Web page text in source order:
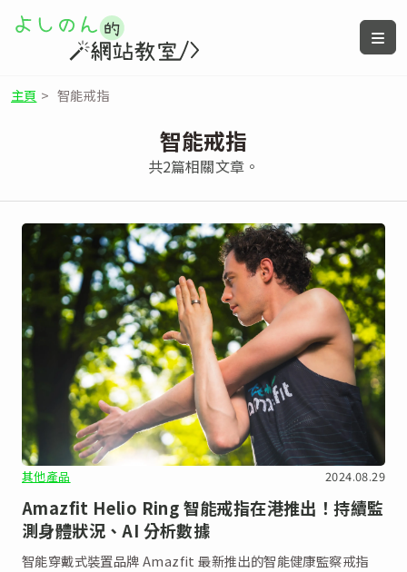
主頁 > 智能戒指
智能戒指
共2篇相關文章。
其他產品 2024.08.29
Amazfit Helio Ring 智能戒指在港推出！持續監
測身體狀況、AI 分析數據
智能穿戴式裝置品牌 Amazfit 最新推出的智能健康監察戒指